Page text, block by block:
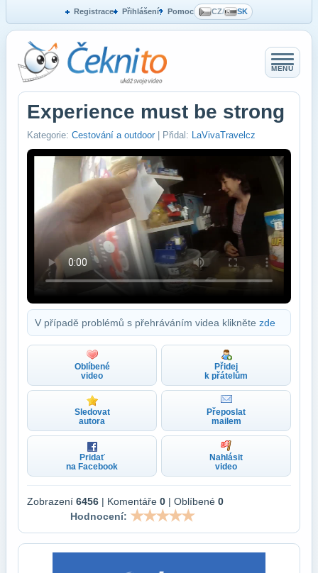
Registrace Přihlášení Pomoc CZ/ SK
MENU
Experience must be strong
Kategorie: Cestování a outdoor | Přidal: LaVivaTravelcz
V případě problémů s přehráváním videa klikněte zde
Oblíbené
video
Přidej
k přátelům
Sledovat
autora
Přeposlat
mailem
Pridať
na Facebook
Nahlásit
video
Zobrazení 6456 | Komentáře 0 | Oblíbené 0
Hodnocení: